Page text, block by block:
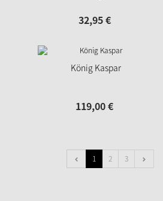
32,95€
König Kaspar
119,00€
1 2 3